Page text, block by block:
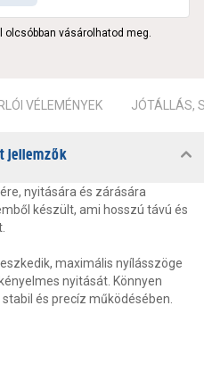
olcsóbban vásárolhatod meg.
VÉLEMÉNYEK JÓTÁLLÁS,
jellemzők
nyitására és zárására
készült, ami hosszú távú és
maximális nyílásszöge
nyitását. Könnyen
és precíz működésében.